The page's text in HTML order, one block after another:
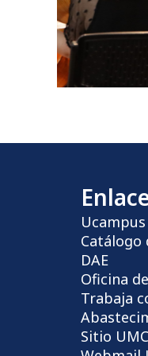
Ucampus
Catálogo
DAE
Oficina
Trabaja
Sitio